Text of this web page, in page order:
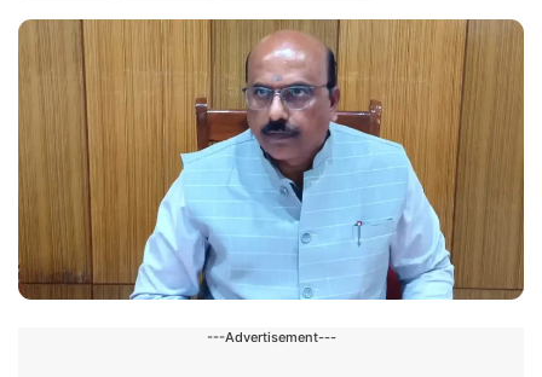
---Advertisement---